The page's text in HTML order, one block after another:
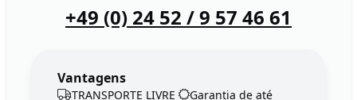
+49 (0) 24 52 / 9 57 46 61
Vantagens
TRANSPORTE LIVRE
Garantia de até